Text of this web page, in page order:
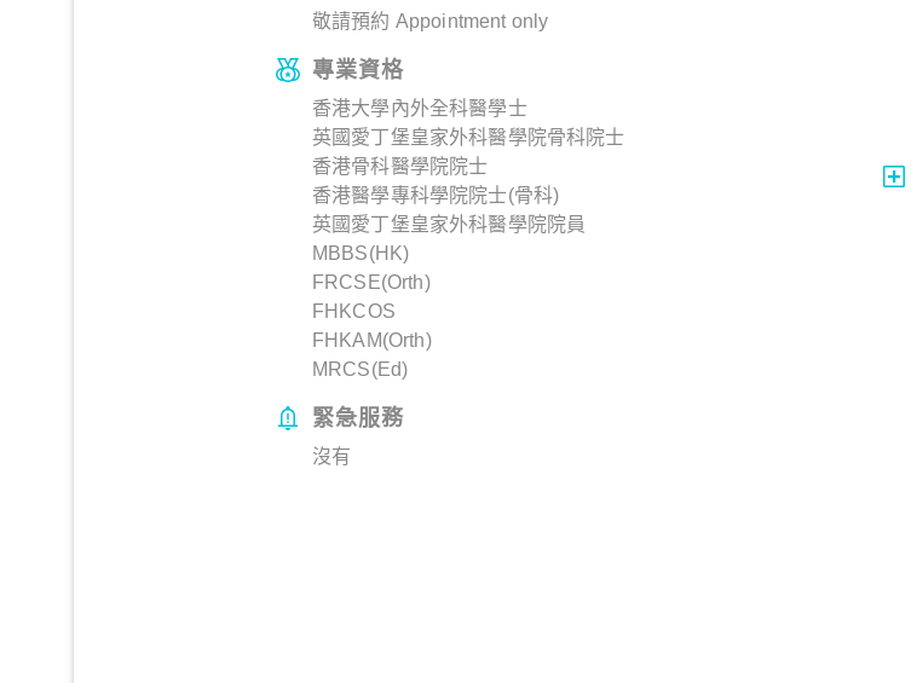
敬請預約 Appointment only
專業資格
香港大學內外全科醫學士
英國愛丁堡皇家外科醫學院骨科院士
香港骨科醫學院院士
香港醫學專科學院院士(骨科)
英國愛丁堡皇家外科醫學院院員
MBBS(HK)
FRCSE(Orth)
FHKCOS
FHKAM(Orth)
MRCS(Ed)
緊急服務
沒有